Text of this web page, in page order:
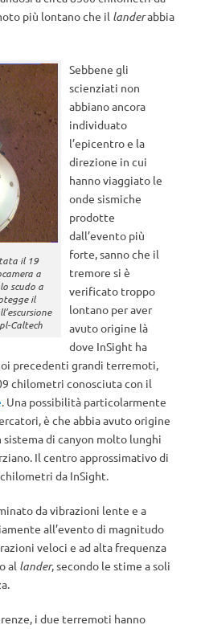
più lontano che il landerabbia
il 19
a
scudo a
il
Caltech
Sebbene gli
scienziati non
abbiano ancora
individuato
l’epicentro e la
direzione in cui
hanno viaggiato le
onde sismiche
prodotte
dall’evento più
forte, sanno che il
tremore si è
verificato troppo
lontano per aver
avuto origine là
dove InSight ha
precedenti grandi terremoti,
chilometri conosciuta con il
. Una possibilità particolarmente
è che abbia avuto origine
sistema di canyon molto lunghi
Il centro approssimativo di
da InSight.
da vibrazioni lente e a
all’evento di magnitudo
veloci e ad alta frequenza
al lander, secondo le stime a soli
i due terremoti hanno